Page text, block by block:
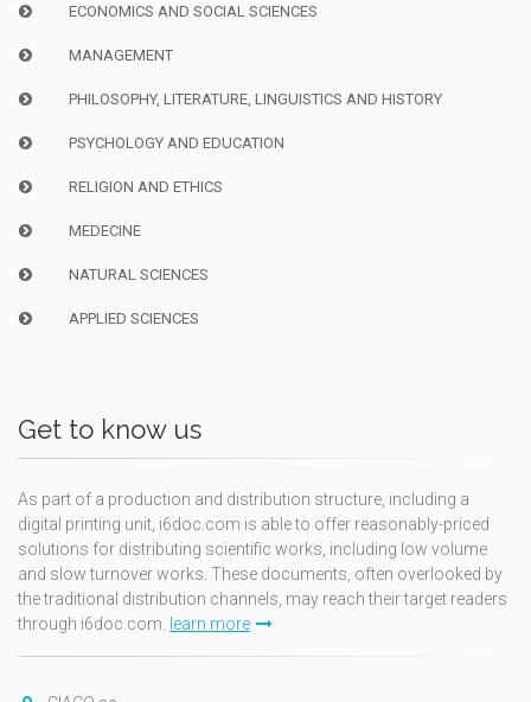
ECONOMICS AND SOCIAL SCIENCES
MANAGEMENT
PHILOSOPHY, LITERATURE, LINGUISTICS AND HISTORY
PSYCHOLOGY AND EDUCATION
RELIGION AND ETHICS
MEDECINE
NATURAL SCIENCES
APPLIED SCIENCES
Get to know us
As part of a production and distribution structure, including a
digital printing unit, i6doc.com is able to offer reasonably-priced
solutions for distributing scientific works, including low volume
and slow turnover works. These documents, often overlooked by
the traditional distribution channels, may reach their target readers
through i6doc.com.
learn more